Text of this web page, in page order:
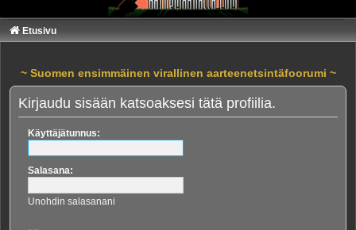
Etusivu
~ Suomen ensimmäinen virallinen aarteenetsintäfoorumi ~
Kirjaudu sisään katsoaksesi tätä profiilia.
Käyttäjätunnus:
Salasana:
Unohdin salasanani